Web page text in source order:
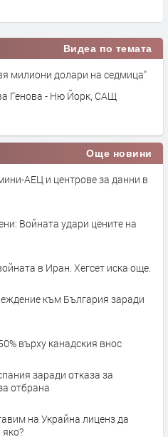
Видеа по темата
милиони долари на седмица"
Генова - Ню Йорк, САЩ
Още новини
АЕЦ и центрове за данни в
Войната удари цените на
в Иран. Хегсет иска още.
към България заради
върху канадския внос
заради отказа за
отбрана
на Украйна лиценз да